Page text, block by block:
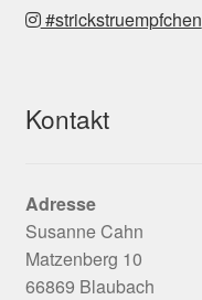
#strickstruempfchen
Kontakt
Adresse
Susanne Cahn
Matzenberg 10
66869 Blaubach